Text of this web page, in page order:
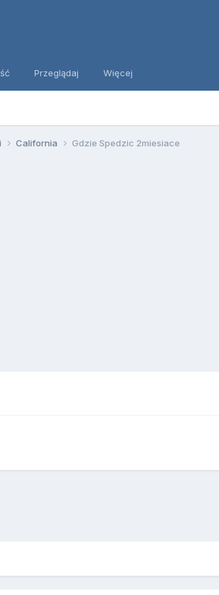
Przeglądaj Więcej
California Gdzie Spedzic 2miesiace